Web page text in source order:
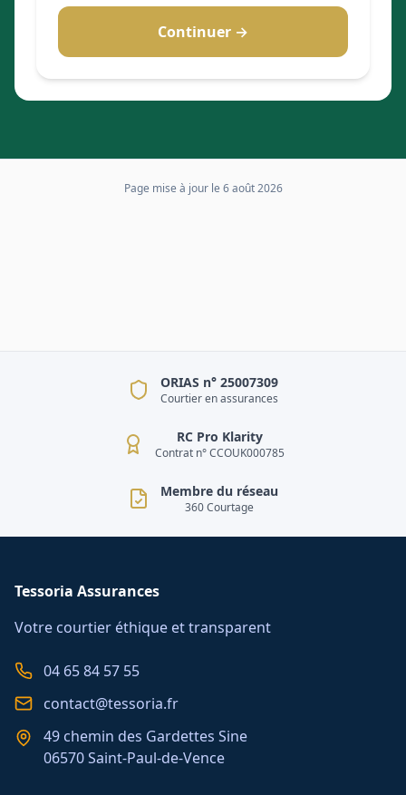
Continuer →
Page mise à jour le 6 août 2026
ORIAS n° 25007309
Courtier en assurances
RC Pro Klarity
Contrat n° CCOUK000785
Membre du réseau
360 Courtage
Tessoria Assurances
Votre courtier éthique et transparent
04 65 84 57 55
contact@tessoria.fr
49 chemin des Gardettes Sine
06570 Saint-Paul-de-Vence